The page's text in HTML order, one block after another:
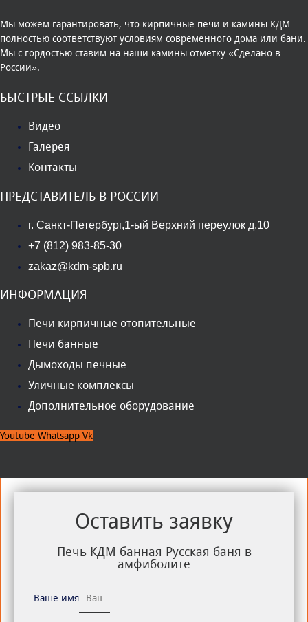
Мы можем гарантировать, что кирпичные печи и камины КДМ
полностью соответствуют условиям современного дома или бани.
Мы с гордостью ставим на наши камины отметку «Сделано в
России».
БЫСТРЫЕ ССЫЛКИ
Видео
Галерея
Контакты
ПРЕДСТАВИТЕЛЬ В РОССИИ
г. Санкт-Петербург,1-ый Верхний переулок д.10
+7 (812) 983-85-30
zakaz@kdm-spb.ru
ИНФОРМАЦИЯ
Печи кирпичные отопительные
Печи банные
Дымоходы печные
Уличные комплексы
Дополнительное оборудование
Youtube Whatsapp Vk
Оставить заявку
Печь КДМ банная Русская баня в
амфиболите
Ваше имя